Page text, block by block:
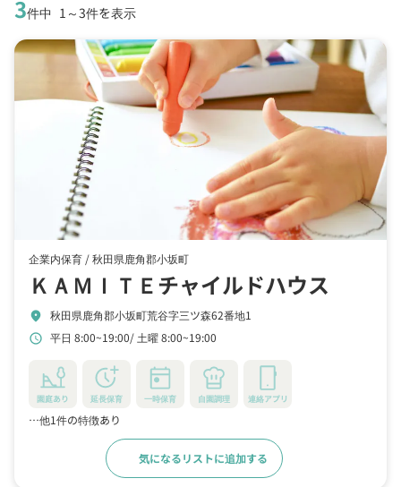
3件中 1～3件を表示
企業内保育 /秋田県鹿角郡小坂町
ＫＡＭＩＴＥチャイルドハウス
location_on 秋田県鹿角郡小坂町荒谷字三ツ森62番地1
schedule 平日 8:00~19:00 土曜 8:00~19:00
園庭あり 延長保育 一時保育 自園調理 連絡アプリ
…他1件の特徴あり
気になるリストに追加する